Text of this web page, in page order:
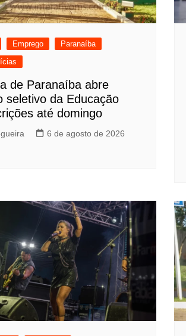
Emprego
Paranaíba
de Paranaíba abre
seletivo da Educação
até domingo
6 de agosto de 2026